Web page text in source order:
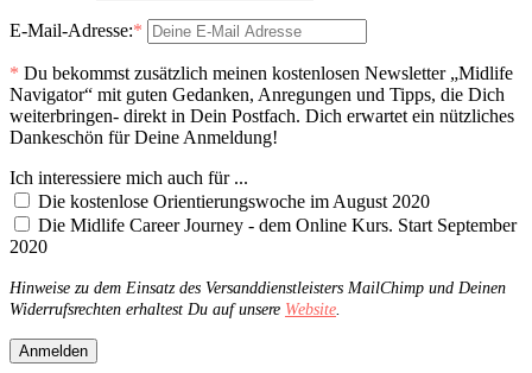
E-Mail-Adresse:*
* Du bekommst zusätzlich meinen kostenlosen Newsletter „Midlife
Navigator“ mit guten Gedanken, Anregungen und Tipps, die Dich
weiterbringen- direkt in Dein Postfach. Dich erwartet ein nützliches
Dankeschön für Deine Anmeldung!
Ich interessiere mich auch für ...
Die kostenlose Orientierungswoche im August 2020
Die Midlife Career Journey - dem Online Kurs. Start September
2020
Hinweise zu dem Einsatz des Versanddienstleisters MailChimp und Deinen
Widerrufsrechten erhaltest Du auf unsere Website.